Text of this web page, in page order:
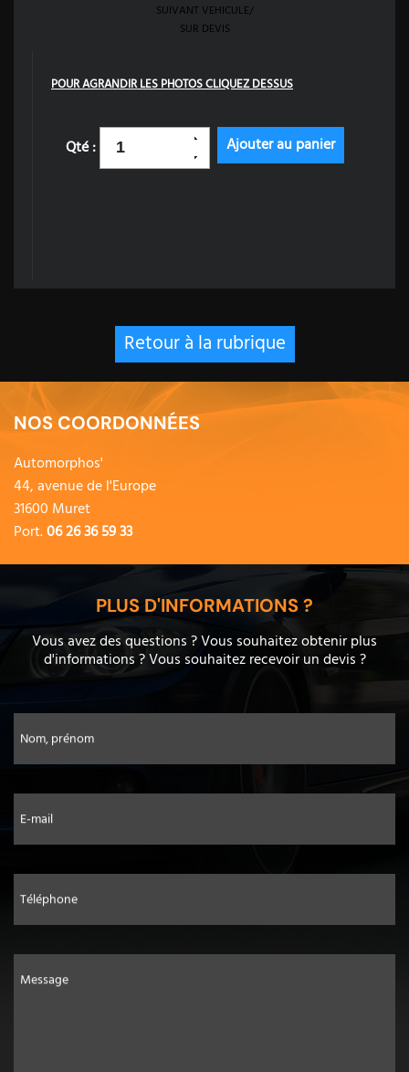
SUIVANT VEHICULE/
SUR DEVIS
POUR AGRANDIR LES PHOTOS CLIQUEZ DESSUS
Qté :
Retour à la rubrique
NOS COORDONNÉES
Automorphos'
44, avenue de l'Europe
31600 Muret
Port.06 26 36 59 33
PLUS D'INFORMATIONS ?
Vous avez des questions ? Vous souhaitez obtenir plus
d'informations ? Vous souhaitez recevoir un devis ?
Nom, prénom
E-mail
Téléphone
Message